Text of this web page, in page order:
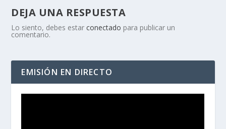
DEJA UNA RESPUESTA
Lo siento, debes estarconectado para publicar un
comentario.
EMISIÓN EN DIRECTO